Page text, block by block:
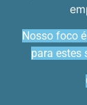
Nosso foco
para estes